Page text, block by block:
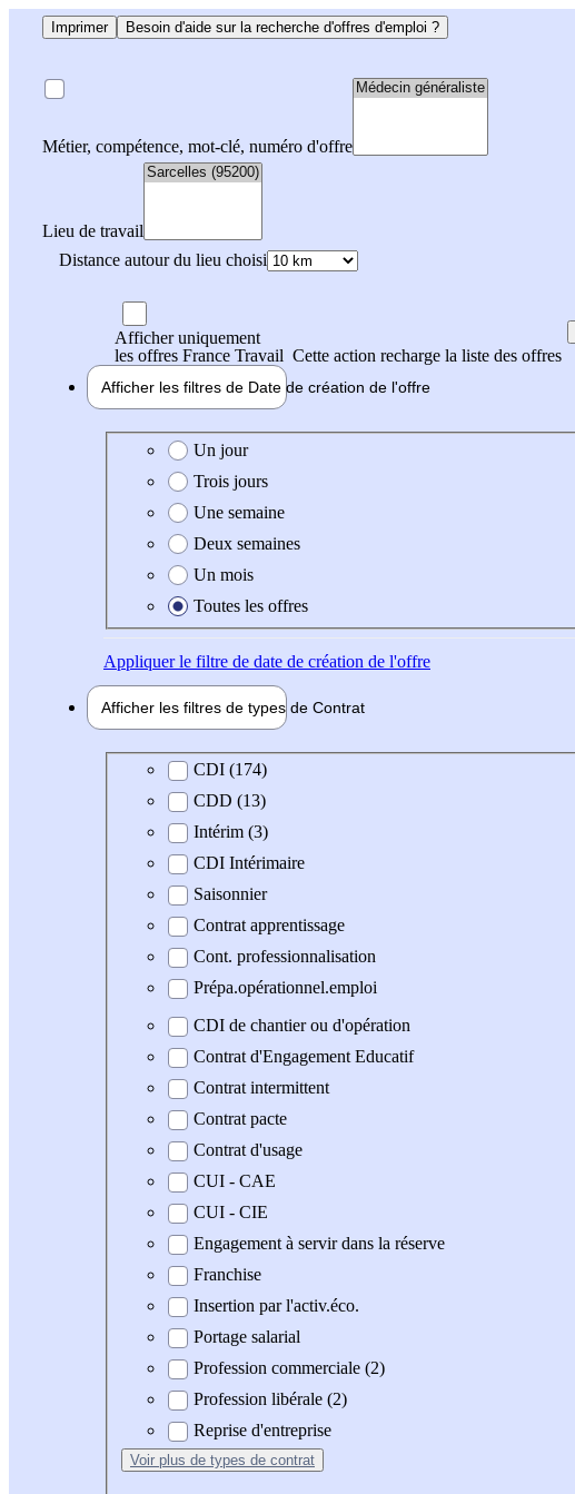
Imprimer Besoin d'aide sur la recherche d'offres d'emploi ?
Métier, compétence, mot-clé, numéro d'offre
Lieu de travail
Distance autour du lieu choisi
Afficher uniquement
les offres France Travail Cette action recharge la liste des offres
Afficher les filtres de Date de création de l'offre
Date de création de l'offre
Un jour
Trois jours
Une semaine
Deux semaines
Un mois
Toutes les offres
Appliquerle filtre de date de création de l'offre
Afficher les filtres de types de Contrat
Type de contratCDI (174)
CDD (13)
Intérim (3)
CDI Intérimaire
Saisonnier
Contrat apprentissage
Cont. professionnalisation
Prépa.opérationnel.emploi
CDI de chantier ou d'opération
Contrat d'Engagement Educatif
Contrat intermittent
Contrat pacte
Contrat d'usage
CUI - CAE
CUI - CIE
Engagement à servir dans la réserve
Franchise
Insertion par l'activ.éco.
Portage salarial
Profession commerciale (2)
Profession libérale (2)
Reprise d'entreprise
Voir plus de types de contrat